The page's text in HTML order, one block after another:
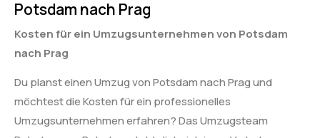
Potsdam nach Prag
Kosten für ein Umzugsunternehmen von Potsdam
nach Prag
Du planst einen Umzug von Potsdam nach Prag und
möchtest die Kosten für ein professionelles
Umzugsunternehmen erfahren? Das Umzugsteam